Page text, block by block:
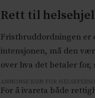
Rett til
Fristbruddordningen er
intensjonen, må den
over hva det betaler
ANNONSE KUN FOR
For å ivareta både